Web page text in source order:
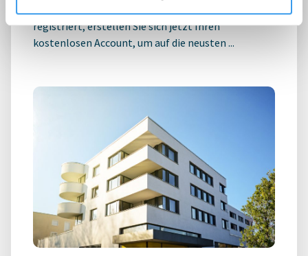
Login für den ganzen Artikel Wenn noch nicht
registriert, erstellen Sie sich jetzt Ihren
kostenlosen Account, um auf die neusten ...